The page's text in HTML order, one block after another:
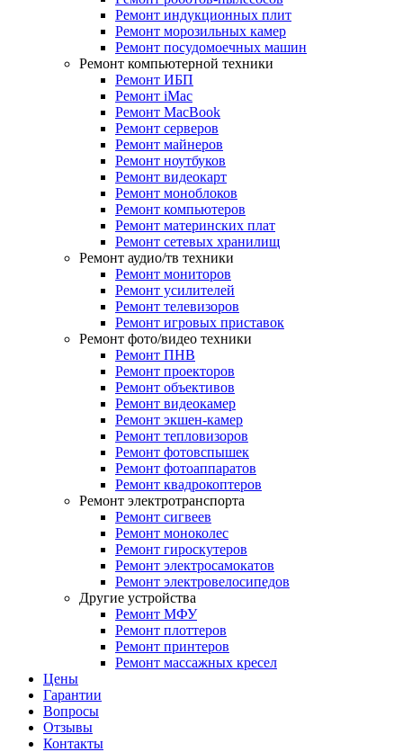
Ремонт индукционных плит
Ремонт морозильных камер
Ремонт посудомоечных машин
Ремонт компьютерной техники
Ремонт ИБП
Ремонт iMac
Ремонт MacBook
Ремонт серверов
Ремонт майнеров
Ремонт ноутбуков
Ремонт видеокарт
Ремонт моноблоков
Ремонт компьютеров
Ремонт материнских плат
Ремонт сетевых хранилищ
Ремонт аудио/тв техники
Ремонт мониторов
Ремонт усилителей
Ремонт телевизоров
Ремонт игровых приставок
Ремонт фото/видео техники
Ремонт ПНВ
Ремонт проекторов
Ремонт объективов
Ремонт видеокамер
Ремонт экшен-камер
Ремонт тепловизоров
Ремонт фотовспышек
Ремонт фотоаппаратов
Ремонт квадрокоптеров
Ремонт электротранспорта
Ремонт сигвеев
Ремонт моноколес
Ремонт гироскутеров
Ремонт электросамокатов
Ремонт электровелосипедов
Другие устройства
Ремонт МФУ
Ремонт плоттеров
Ремонт принтеров
Ремонт массажных кресел
Цены
Гарантии
Вопросы
Отзывы
Контакты